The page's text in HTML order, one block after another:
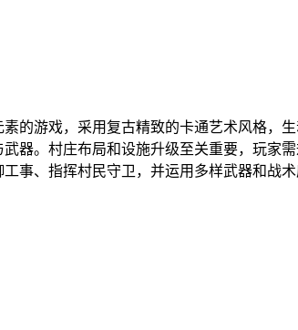
的游戏，采用复古精致的卡通艺术风格，
器。村庄布局和设施升级至关重要，玩家
事、指挥村民守卫，并运用多样武器和